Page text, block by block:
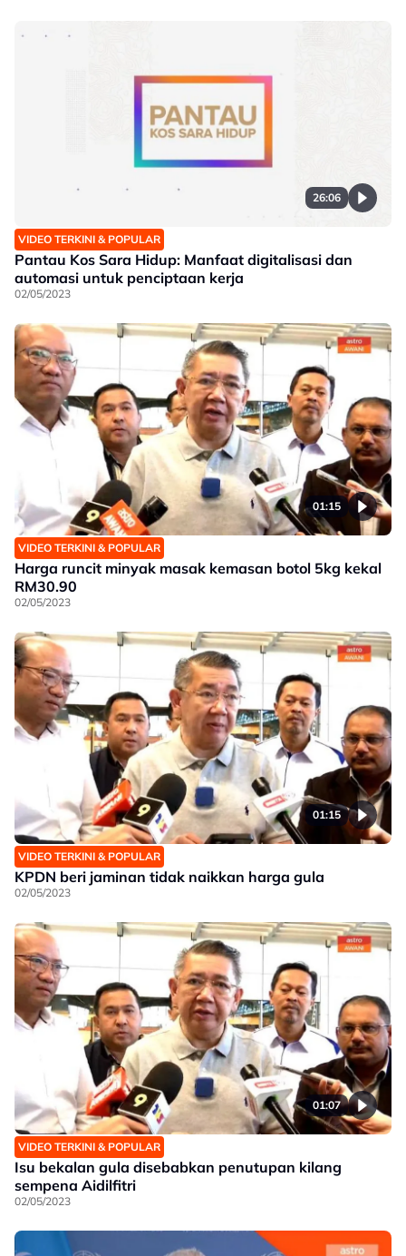
26:06
VIDEO TERKINI & POPULAR
Pantau Kos Sara Hidup: Manfaat digitalisasi dan
automasi untuk penciptaan kerja
02/05/2023
01:15
VIDEO TERKINI & POPULAR
Harga runcit minyak masak kemasan botol 5kg kekal
RM30.90
02/05/2023
01:15
VIDEO TERKINI & POPULAR
KPDN beri jaminan tidak naikkan harga gula
02/05/2023
01:07
VIDEO TERKINI & POPULAR
Isu bekalan gula disebabkan penutupan kilang
sempena Aidilfitri
02/05/2023